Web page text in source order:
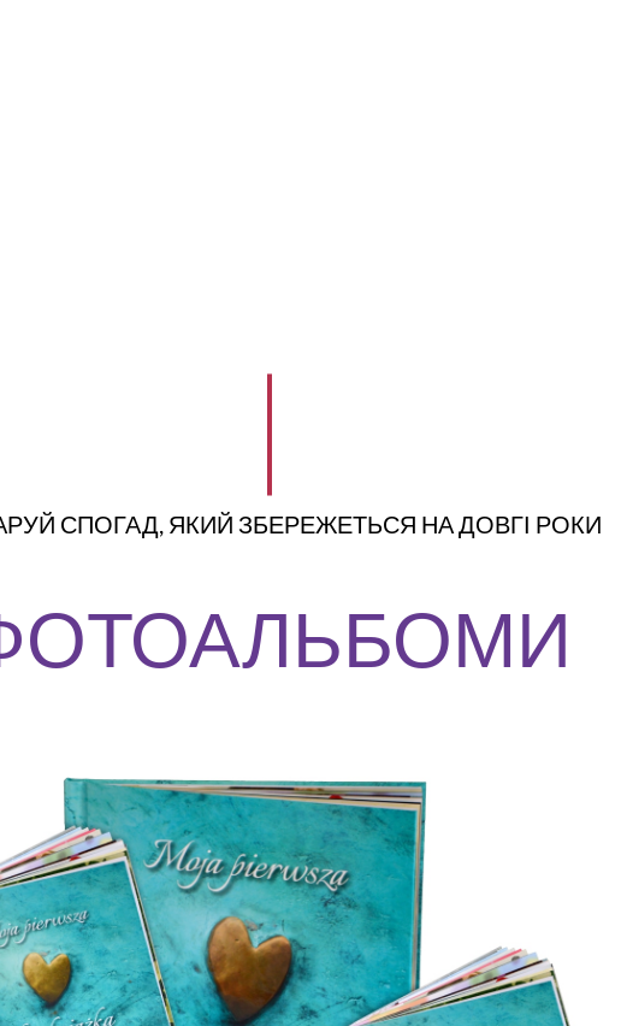
СПОГАД, ЯКИЙ ЗБЕРЕЖЕТЬСЯ НА ДОВГІ РОКИ